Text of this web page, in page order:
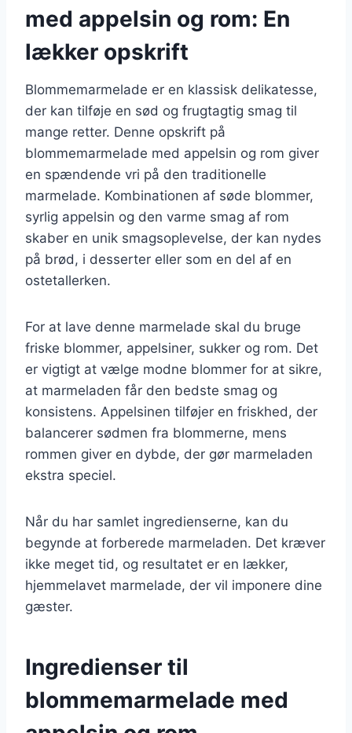
med appelsin og rom: En
lækker opskrift
Blommemarmelade er en klassisk delikatesse,
der kan tilføje en sød og frugtagtig smag til
mange retter. Denne opskrift på
blommemarmelade med appelsin og rom giver
en spændende vri på den traditionelle
marmelade. Kombinationen af søde blommer,
syrlig appelsin og den varme smag af rom
skaber en unik smagsoplevelse, der kan nydes
på brød, i desserter eller som en del af en
ostetallerken.
For at lave denne marmelade skal du bruge
friske blommer, appelsiner, sukker og rom. Det
er vigtigt at vælge modne blommer for at sikre,
at marmeladen får den bedste smag og
konsistens. Appelsinen tilføjer en friskhed, der
balancerer sødmen fra blommerne, mens
rommen giver en dybde, der gør marmeladen
ekstra speciel.
Når du har samlet ingredienserne, kan du
begynde at forberede marmeladen. Det kræver
ikke meget tid, og resultatet er en lækker,
hjemmelavet marmelade, der vil imponere dine
gæster.
Ingredienser til
blommemarmelade med